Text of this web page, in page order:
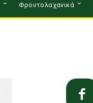
Φρουτολαχανικά